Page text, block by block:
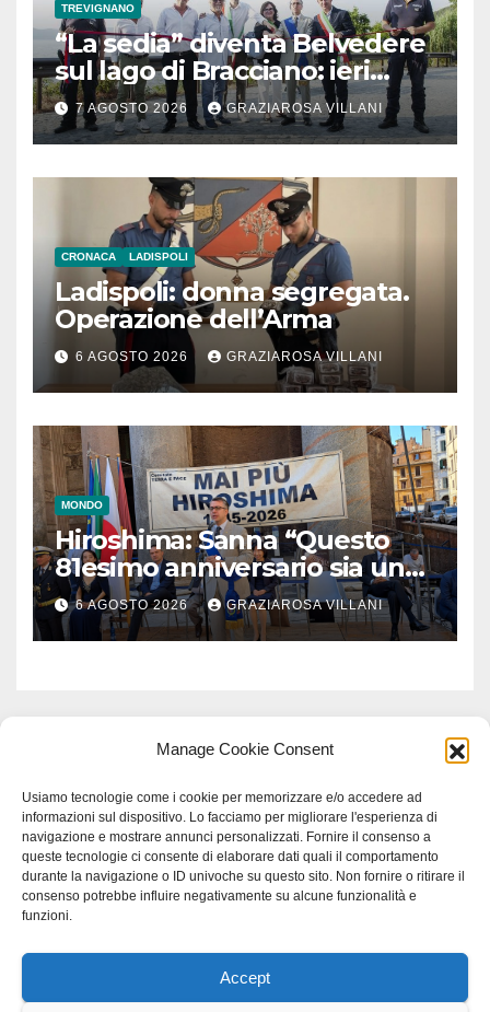
Manage Cookie Consent
Usiamo tecnologie come i cookie per memorizzare e/o accedere ad
informazioni sul dispositivo. Lo facciamo per migliorare l'esperienza di
navigazione e mostrare annunci personalizzati. Fornire il consenso a
queste tecnologie ci consente di elaborare dati quali il comportamento
durante la navigazione o ID univoche su questo sito. Non fornire o ritirare il
consenso potrebbe influire negativamente su alcune funzionalità e
funzioni.
Accept
TREVIGNANO
“La sedia” diventa Belvedere
sul lago di Bracciano: ieri
l’inaugurazione
7 AGOSTO 2026 GRAZIAROSA VILLANI
CRONACA LADISPOLI
Ladispoli: donna segregata.
Operazione dell’Arma
6 AGOSTO 2026 GRAZIAROSA VILLANI
MONDO
Hiroshima: Sanna “Questo
81esimo anniversario sia un
monito per tutti”
6 AGOSTO 2026 GRAZIAROSA VILLANI
Proudly powered by WordPress|Tema: Newspaperex di